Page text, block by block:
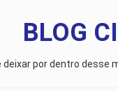
BLOG
por dentro desse